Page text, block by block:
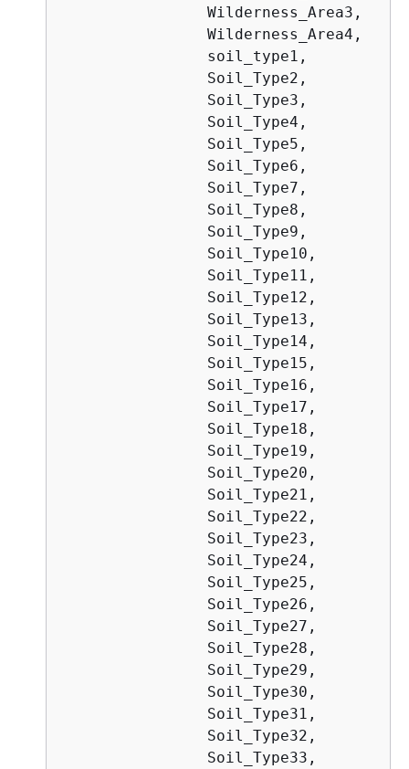
                Wilderness_Area3,
                Wilderness_Area4,
                soil_type1,
                Soil_Type2,
                Soil_Type3,
                Soil_Type4,
                Soil_Type5,
                Soil_Type6,
                Soil_Type7,
                Soil_Type8,
                Soil_Type9,
                Soil_Type10,
                Soil_Type11,
                Soil_Type12,
                Soil_Type13,
                Soil_Type14,
                Soil_Type15,
                Soil_Type16,
                Soil_Type17,
                Soil_Type18,
                Soil_Type19,
                Soil_Type20,
                Soil_Type21,
                Soil_Type22,
                Soil_Type23,
                Soil_Type24,
                Soil_Type25,
                Soil_Type26,
                Soil_Type27,
                Soil_Type28,
                Soil_Type29,
                Soil_Type30,
                Soil_Type31,
                Soil_Type32,
                Soil_Type33,